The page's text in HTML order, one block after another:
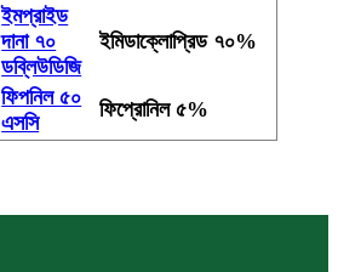
ইমপ্রাইড
দানা ৭০
ডব্লিউডিজি
ইমিডাক্লোপ্রিড ৭০%
ফিপনিল ৫০
এসসি
ফিপ্রোনিল ৫%